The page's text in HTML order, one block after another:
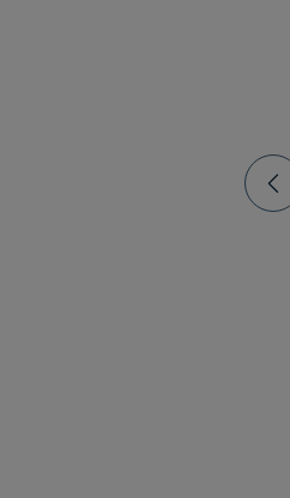
cartão na App ao efetuar o
pagamento nas estações